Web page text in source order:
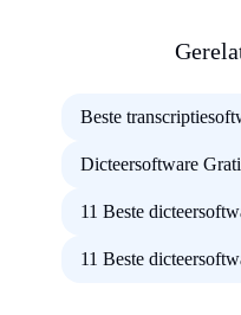
Beste
Dicteersoftware
11 Beste
11 Beste